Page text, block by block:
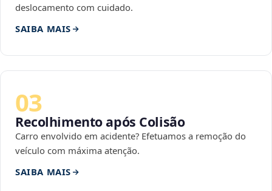
deslocamento com cuidado.
SAIBA MAIS
03
Recolhimento após Colisão
Carro envolvido em acidente? Efetuamos a remoção do
veículo com máxima atenção.
SAIBA MAIS